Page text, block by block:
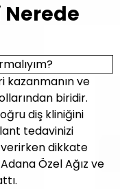
kazanmanın ve
biridir.
diş kliniğini
tedavinizi
verirken dikkate
Özel Ağız ve